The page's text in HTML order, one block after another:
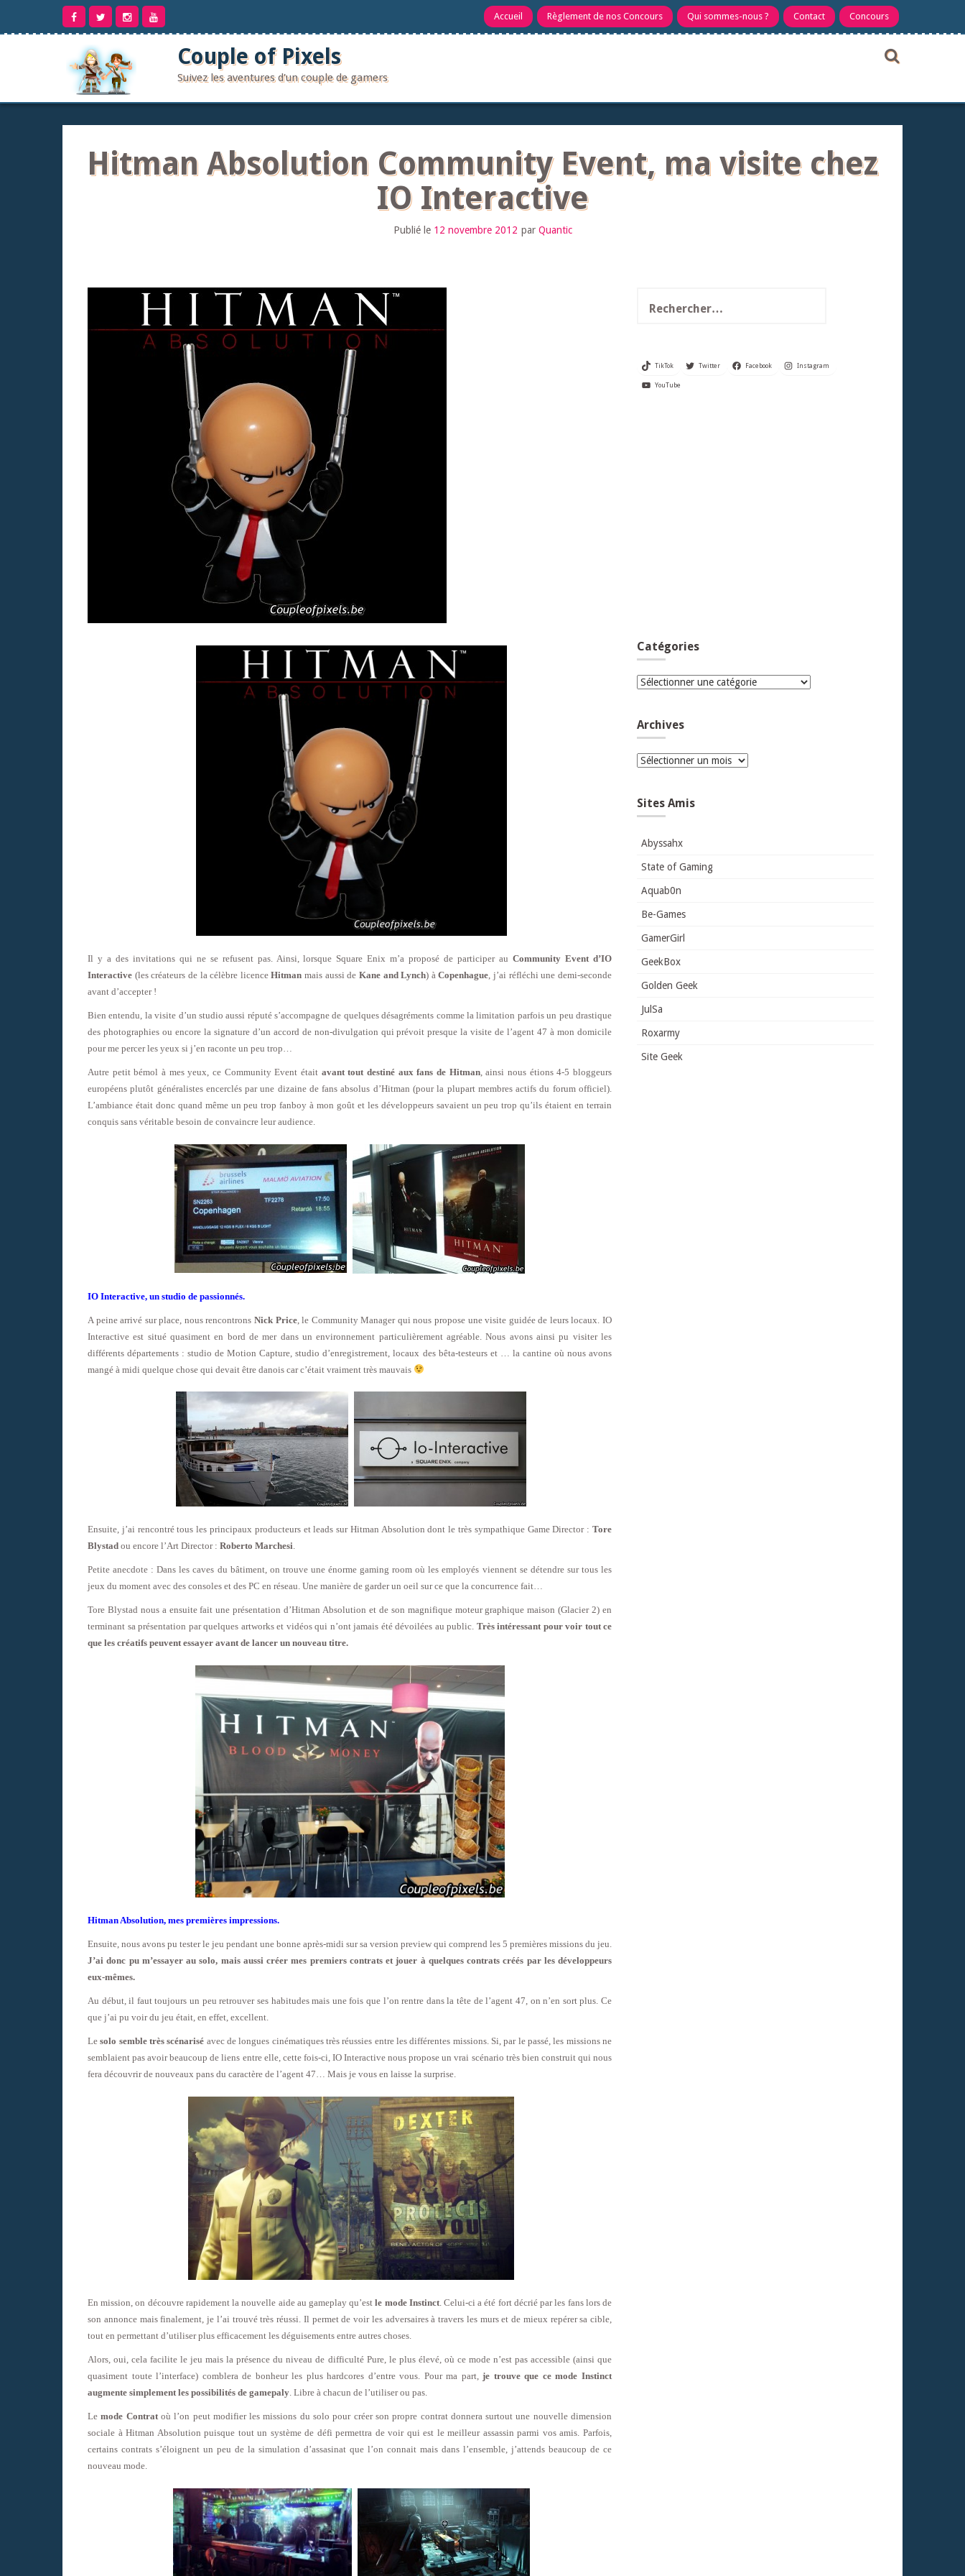
contenu
Accueil Règlement de nos Concours Qui sommes-nous ? Contact Concours
Couple of Pixels
Suivez les aventures d'un couple de gamers
Hitman Absolution Community Event, ma visite chez
IO Interactive
Publié le 12 novembre 2012 par Quantic
Il y a des invitations qui ne se refusent pas. Ainsi, lorsque Square Enix m’a proposé de participer auCommunity Event d’IO
Interactive (les créateurs de la célèbre licenceHitman mais aussi de Kane and Lynch) àCopenhague, j’ai réfléchi une demi-seconde
avant d’accepter !
Bien entendu, la visite d’un studio aussi réputé s’accompagne de quelques désagréments comme la limitation parfois un peu drastique
des photographies ou encore la signature d’un accord de non-divulgation qui prévoit presque la visite de l’agent 47 à mon domicile
pour me percer les yeux si j’en raconte un peu trop…
Autre petit bémol à mes yeux, ce Community Event était avant tout destiné aux fans de Hitman, ainsi nous étions 4-5 bloggeurs
européens plutôt généralistes encerclés par une dizaine de fans absolus d’Hitman (pour la plupart membres actifs du forum officiel).
L’ambiance était donc quand même un peu trop fanboy à mon goût et les développeurs savaient un peu trop qu’ils étaient en terrain
conquis sans véritable besoin de convaincre leur audience.
IO Interactive, un studio de passionnés.
A peine arrivé sur place, nous rencontrons Nick Price, le Community Manager qui nous propose une visite guidée de leurs locaux. IO
Interactive est situé quasiment en bord de mer dans un environnement particulièrement agréable. Nous avons ainsi pu visiter les
différents départements : studio de Motion Capture, studio d’enregistrement, locaux des bêta-testeurs et … la cantine où nous avons
mangé à midi quelque chose qui devait être danois car c’était vraiment très mauvais
Ensuite, j’ai rencontré tous les principaux producteurs et leads sur Hitman Absolution dont le très sympathique Game Director : Tore
Blystad ou encore l’Art Director : Roberto Marchesi.
Petite anecdote : Dans les caves du bâtiment, on trouve une énorme gaming room où les employés viennent se détendre sur tous les
jeux du moment avec des consoles et des PC en réseau. Une manière de garder un oeil sur ce que la concurrence fait…
Tore Blystad nous a ensuite fait une présentation d’Hitman Absolution et de son magnifique moteur graphique maison (Glacier 2) en
terminant sa présentation par quelques artworks et vidéos qui n’ont jamais été dévoilées au public. Très intéressant pour voir tout ce
que les créatifs peuvent essayer avant de lancer un nouveau titre.
Hitman Absolution, mes premières impressions.
Ensuite, nous avons pu tester le jeu pendant une bonne après-midi sur sa version preview qui comprend les 5 premières missions du jeu.
J’ai donc pu m’essayer au solo, mais aussi créer mes premiers contrats et jouer à quelques contrats créés par les développeurs
eux-mêmes.
Au début, il faut toujours un peu retrouver ses habitudes mais une fois que l’on rentre dans la tête de l’agent 47, on n’en sort plus. Ce
que j’ai pu voir du jeu était, en effet, excellent.
Lesolo semble très scénarisé avec de longues cinématiques très réussies entre les différentes missions. Si, par le passé, les missions ne
semblaient pas avoir beaucoup de liens entre elle, cette fois-ci, IO Interactive nous propose un vrai scénario très bien construit qui nous
fera découvrir de nouveaux pans du caractère de l’agent 47… Mais je vous en laisse la surprise.
En mission, on découvre rapidement la nouvelle aide au gameplay qu’est le mode Instinct. Celui-ci a été fort décrié par les fans lors de
son annonce mais finalement, je l’ai trouvé très réussi. Il permet de voir les adversaires à travers les murs et de mieux repérer sa cible,
tout en permettant d’utiliser plus efficacement les déguisements entre autres choses.
Alors, oui, cela facilite le jeu mais la présence du niveau de difficulté Pure, le plus élevé, où ce mode n’est pas accessible (ainsi que
quasiment toute l’interface) comblera de bonheur les plus hardcores d’entre vous. Pour ma part,je trouve que ce mode Instinct
augmente simplement les possibilités de gamepaly . Libre à chacun de l’utiliser ou pas.
Lemode Contratoù l’on peut modifier les missions du solo pour créer son propre contrat donnera surtout une nouvelle dimension
sociale à Hitman Absolution puisque tout un système de défi permettra de voir qui est le meilleur assassin parmi vos amis. Parfois,
certains contrats s’éloignent un peu de la simulation d’assasinat que l’on connait mais dans l’ensemble, j’attends beaucoup de ce
nouveau mode.
TikTok Twitter Facebook Instagram
YouTube
Catégories
Catégories
Archives
Archives
Sites Amis
Abyssahx
State of Gaming
Aquab0n
Be-Games
GamerGirl
GeekBox
Golden Geek
JulSa
Roxarmy
Site Geek